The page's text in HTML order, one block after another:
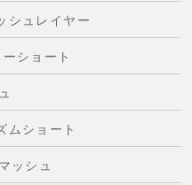
シュレイヤー
ショート
ショート
ッシュ